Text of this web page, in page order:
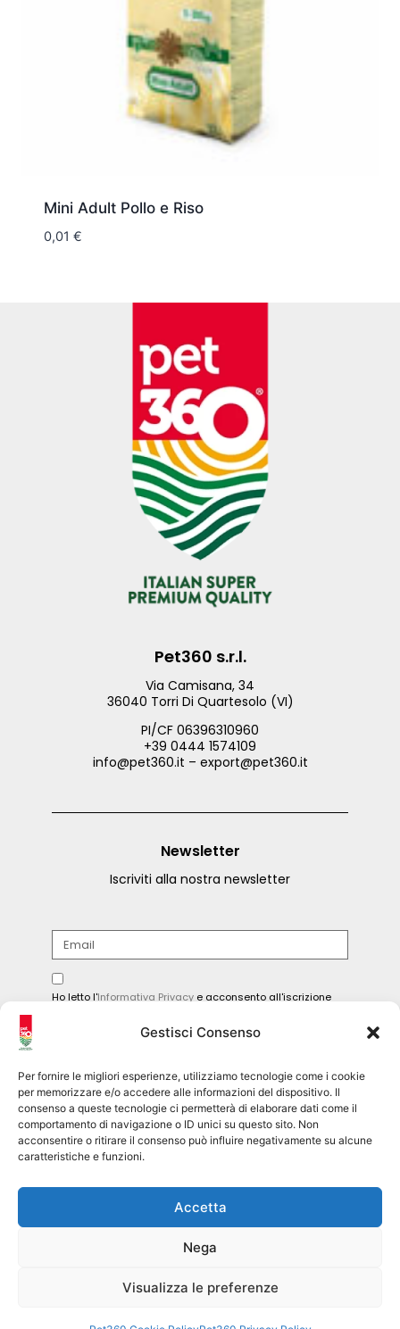
Gestisci Consenso
Per fornire le migliori esperienze, utilizziamo tecnologie come i cookie
per memorizzare e/o accedere alle informazioni del dispositivo. Il
consenso a queste tecnologie ci permetterà di elaborare dati come il
comportamento di navigazione o ID unici su questo sito. Non
acconsentire o ritirare il consenso può influire negativamente su alcune
caratteristiche e funzioni.
Accetta
Nega
Visualizza le preferenze
Mini Adult Pollo e Riso
0,01 €
Pet360 s.r.l.
Via Camisana, 34
36040 Torri Di Quartesolo (VI)
PI/CF 06396310960
+39 0444 1574109
info@pet360.it – export@pet360.it
Newsletter
Iscriviti alla nostra newsletter
Ho letto l'Informativa Privacy e acconsento all'iscrizione
INVIA
Seguici sui social
@pet360_official
pet breeder channel
@pet360_breeders-official
Pet360 Srl – copyright 2026